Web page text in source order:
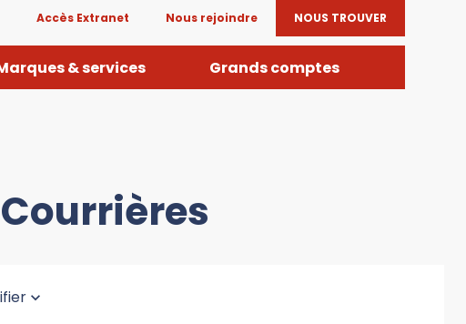
Accès Extranet Nous rejoindre NOUS TROUVER
& services Grands comptes